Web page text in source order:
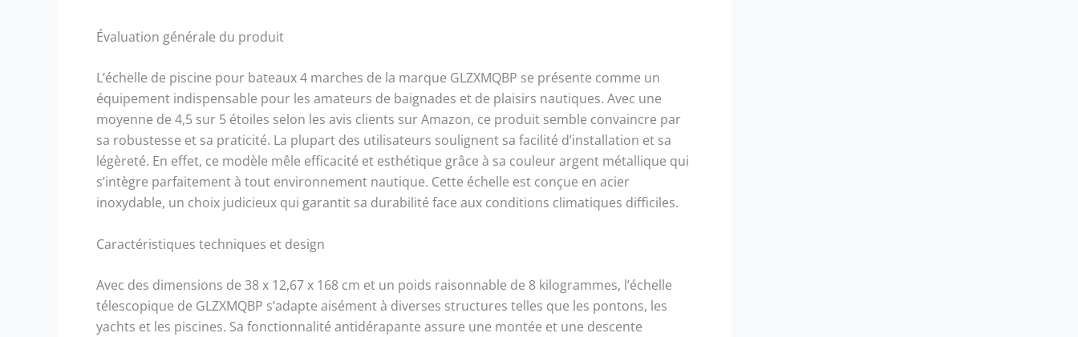
et repliée sur les mains courantes, ce qui permet d'économiser
de l'espace et de prolonger sa durée de vie ; ★ Contenu de la
livraison - 1 x échelle de bateau ; Vis de montage (le diamètre du
trou pour la vis est d'environ 6 mm/0,23 pouce) ;
Évaluation générale du produit
L’échelle de piscine pour bateaux 4 marches de la marque GLZXMQBP se présente comme un
équipement indispensable pour les amateurs de baignades et de plaisirs nautiques. Avec une
moyenne de 4,5 sur 5 étoiles selon les avis clients sur Amazon, ce produit semble convaincre par
sa robustesse et sa praticité. La plupart des utilisateurs soulignent sa facilité d’installation et sa
légèreté. En effet, ce modèle mêle efficacité et esthétique grâce à sa couleur argent métallique qui
s’intègre parfaitement à tout environnement nautique. Cette échelle est conçue en acier
inoxydable, un choix judicieux qui garantit sa durabilité face aux conditions climatiques difficiles.
Caractéristiques techniques et design
Avec des dimensions de 38 x 12,67 x 168 cm et un poids raisonnable de 8 kilogrammes, l’échelle
télescopique de GLZXMQBP s’adapte aisément à diverses structures telles que les pontons, les
yachts et les piscines. Sa fonctionnalité antidérapante assure une montée et une descente